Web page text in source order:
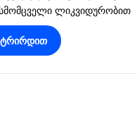
ლიკვიდურობით